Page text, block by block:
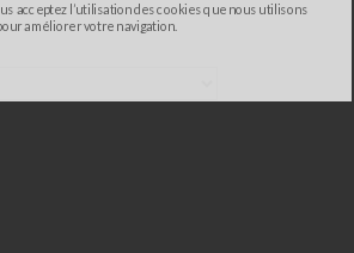
acceptez l’utilisation des cookies que nous utilisons
améliorer votre navigation.